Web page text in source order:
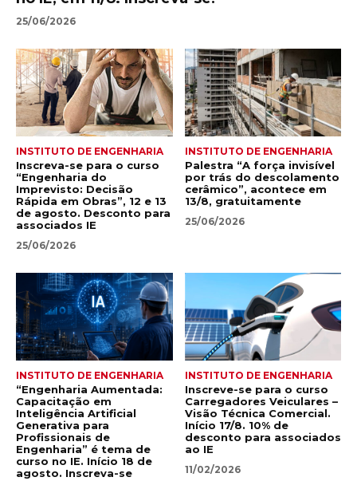
25/06/2026
INSTITUTO DE ENGENHARIA
Inscreva-se para o curso
“Engenharia do
Imprevisto: Decisão
Rápida em Obras”, 12 e 13
de agosto. Desconto para
associados IE
25/06/2026
INSTITUTO DE ENGENHARIA
Palestra “A força invisível
por trás do descolamento
cerâmico”, acontece em
13/8, gratuitamente
25/06/2026
INSTITUTO DE ENGENHARIA
“Engenharia Aumentada:
Capacitação em
Inteligência Artificial
Generativa para
Profissionais de
Engenharia” é tema de
curso no IE. Início 18 de
agosto. Inscreva-se
INSTITUTO DE ENGENHARIA
Inscreve-se para o curso
Carregadores Veiculares –
Visão Técnica Comercial.
Início 17/8. 10% de
desconto para associados
ao IE
11/02/2026